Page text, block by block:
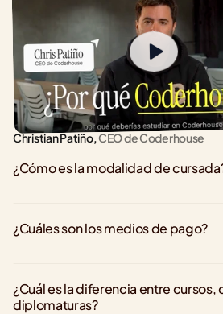
Christian Patiño, CEO de Coderhouse
¿Cómo es la modalidad de
¿Cuáles son los medios de pago?
¿Cuál es la diferencia entre cursos,
diplomaturas?